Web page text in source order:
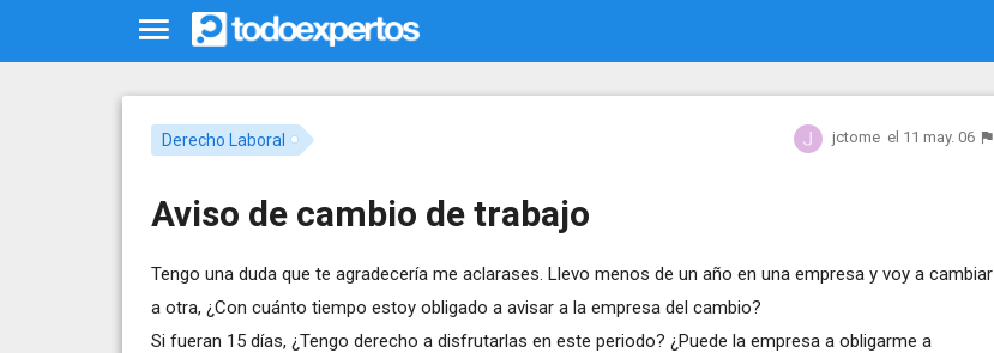
Derecho Laboral jctome el 11 may. 06
Aviso de cambio de trabajo
Tengo una duda que te agradecería me aclarases. Llevo menos de un año en una empresa y voy a cambiar
a otra, ¿Con cuánto tiempo estoy obligado a avisar a la empresa del cambio?
Si fueran 15 días, ¿Tengo derecho a disfrutarlas en este periodo? ¿Puede la empresa a obligarme a